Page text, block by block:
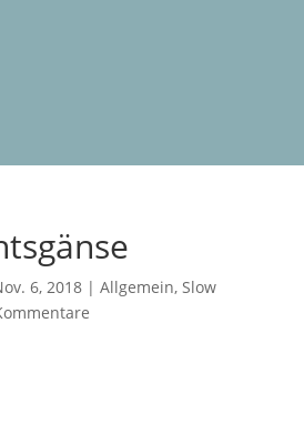
6, 2018| Allgemein, Slow